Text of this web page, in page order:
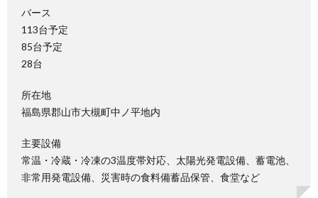
バース
113台予定
85台予定
28台
所在地
福島県郡山市大槻町中ノ平地内
主要設備
常温・冷蔵・冷凍の3温度帯対応、太陽光発電設備、蓄電池、
非常用発電設備、災害時の食料備蓄品保管、食堂など